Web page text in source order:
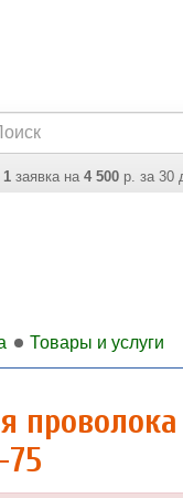
1заявка на 4 500р. за 30
Товары и услуги